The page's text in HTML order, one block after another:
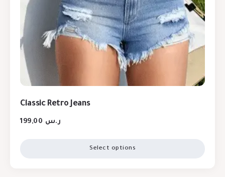
Classic Retro Jeans
ر.س
Select options